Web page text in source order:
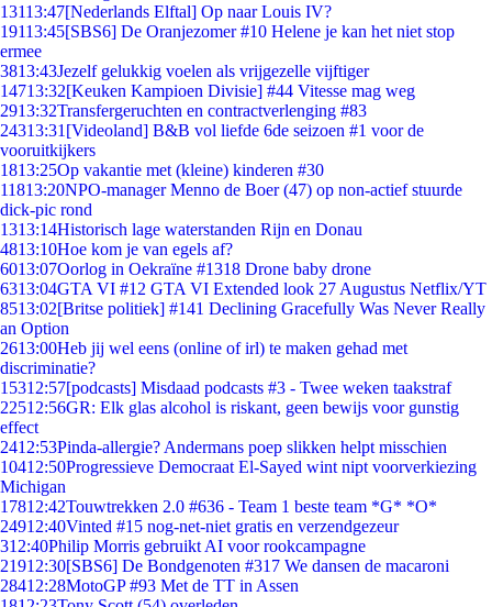
13113:47[Nederlands Elftal] Op naar Louis IV?
19113:45[SBS6] De Oranjezomer #10 Helene je kan het niet stop
ermee
3813:43Jezelf gelukkig voelen als vrijgezelle vijftiger
14713:32[Keuken Kampioen Divisie] #44 Vitesse mag weg
2913:32Transfergeruchten en contractverlenging #83
24313:31 [Videoland] B&B vol liefde 6de seizoen #1 voor de
vooruitkijkers
1813:25Op vakantie met (kleine) kinderen #30
11813:20NPO-manager Menno de Boer (47) op non-actief stuurde
dick-pic rond
1313:14Historisch lage waterstanden Rijn en Donau
4813:10Hoe kom je van egels af?
6013:07Oorlog in Oekraïne #1318 Drone baby drone
6313:04GTA VI #12 GTA VI Extended look 27 Augustus Netflix/YT
8513:02[Britse politiek] #141 Declining Gracefully Was Never Really
an Option
2613:00Heb jij wel eens (online of irl) te maken gehad met
discriminatie?
15312:57[podcasts] Misdaad podcasts #3 - Twee weken taakstraf
22512:56GR: Elk glas alcohol is riskant, geen bewijs voor gunstig
effect
2412:53Pinda-allergie? Andermans poep slikken helpt misschien
10412:50Progressieve Democraat El-Sayed wint nipt voorverkiezing
Michigan
17812:42Touwtrekken 2.0 #636 - Team 1 beste team *G* *O*
24912:40Vinted #15 nog-net-niet gratis en verzendgezeur
312:40Philip Morris gebruikt AI voor rookcampagne
21912:30[SBS6] De Bondgenoten #317 We dansen de macaroni
28412:28MotoGP #93 Met de TT in Assen